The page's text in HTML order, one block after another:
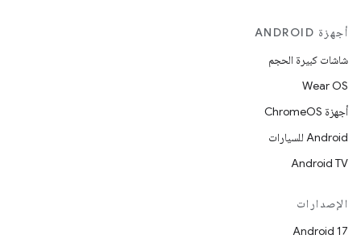
أجهزة ANDROID
شاشات كبيرة الحجم
Wear OS
أجهزة ChromeOS
Android للسيارات
Android TV
الإصدارات
Android 17